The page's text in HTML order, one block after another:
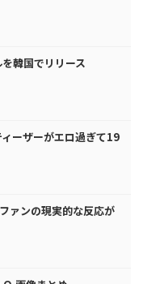
韓国でリリース
ーザーがエロ過ぎて19
ァンの現実的な反応が